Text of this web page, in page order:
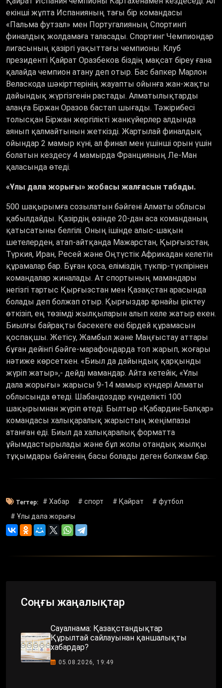
екінші жұпта Испанияның тағы бір командасы
«Пальма футзал» мен Португалияның Спортингі
финалдық жолдамаға таласады. Спортинг Чемпиондар
лигасының қазіргі уақыттағы чемпионы. Клуб
президенті Қайрат Оразбеков біздің мақсат біреу ғана
қалайда чемпион атану деп отыр. Бас бапкер Марлон
Веласкода шәкірттерінің жауапты ойынға жан-жақты
дайындық жүргізгенін растады. Алматылықтарды
алаңға Біржан Оразов бастап шығады. Тәжірибесі
толысқан Біржан жергілікті жанкүйерлер алдында
аянып қалмайтынын жеткізді. Жартылай финалдық
ойындар 2 мамыр күні, ал финал мен үшінші орын үшін
болатын кездесу 4 мамырда Францияның Ле-Ман
қаласында өтеді.
«Ұлы дала жорығы» жобасы жалғасын табады.
500 шақырымға созылатын бәйгені Алматы облысы
қабылдайды. Қазірдің өзінде 20-дан аса команданың
қатысатыны белгілі. Оның ішінде алыс-шақын
шетелерден, атап-айтқанда Мажарстан, Қырғызстан,
Түркия, Иран, Ресей және Оңтүстік Африкадан келетін
құрамалар бар. Бұған қоса, еліміздің түкпір-түкпірінен
командалар жиналады. Ат спортының мамандары
негізгі тартыс Қырғызстан мен Қазақстан арасында
болады деп болжап отыр. Қырғыздар арнайы іріктеу
өткізіп, ең төзімді жылқыларын алып келе жатыр екен.
Биылғы байрақты бәсекеге екі бірдей құрамасын
қоспақшы. Жетісу, Жамбыл және Маңғыстау аттары
бұған дейінгі бәйге-марафондарда топ жарып, жоғары
нәтиже көрсеткен. «Биыл да дайындық қарқынды
жүріп жатыр»,- дейді мамандар. Айта кетейік, «Ұлы
дала жорығы» жарысы 9-14 мамыр күндері Алматы
облысында өтеді. Шабандоздар күнделікті 100
шақырымнан жүріп өтеді. Былтыр «Қабардин-Балқар»
командасы халықаралық жарыстың жеңімпазы
атанған еді. Биыл да халықаралық форматта
ұйымдастырылады және бұл жолы отандық жылқы
тұқымдары бәйгенің басы болады деген болжам бар.
Тегтер: # Хабар # спорт # Қайрат
# футбол
# Ұлы дала жорығы
Соңғы жаңалықтар
Сауалнама: Қазақстандықтар
Құрылтай сайлауынан қаншалықты
хабардар?
05.08.2026, 19:49